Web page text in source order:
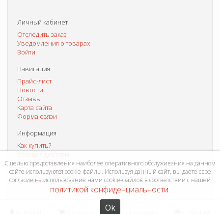
Личный кабинет
Отследить заказ
Уведомления о товарах
Войти
Навигация
Прайс-лист
Новости
Отзывы
Карта сайта
Форма связи
Информация
Как купить?
Условия доставки
Способы оплаты
Система скидок
Контакты
С целью предоставления наиболее оперативного обслуживания на данном
сайте используются cookie-файлы. Используя данный сайт, вы даете свое
согласие на использование нами cookie-файлов в соответствии с нашей
политикой конфиденциальности.
Ok